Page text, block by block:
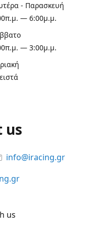
- Παρασκευή
— 6:00μ.μ.
— 3:00μ.μ.
us
info@iracing.gr
us